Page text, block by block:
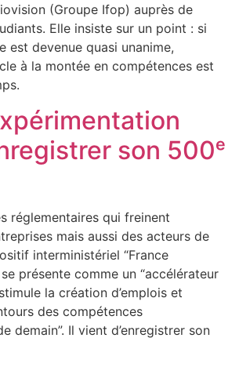
(Groupe Ifop) auprès de
Elle insiste sur un point : si
est devenue quasi unanime,
à la montée en compétences est
son 500ᵉ
réglementaires qui freinent
mais aussi des acteurs de
interministériel “France
présente comme un “accélérateur
la création d’emplois et
des compétences
demain”. Il vient d’enregistrer son